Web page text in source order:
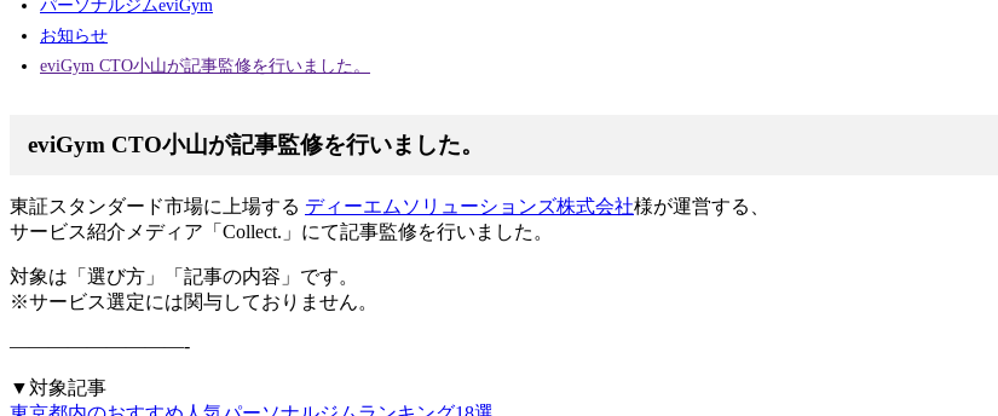
パーソナルジムeviGym
お知らせ
eviGym CTO小山が記事監修を行いました。
eviGym CTO小山が記事監修を行いました。
東証スタンダード市場に上場する ディーエムソリューションズ株式会社様が運営する、
サービス紹介メディア「Collect.」にて記事監修を行いました。
対象は「選び方」「記事の内容」です。
※サービス選定には関与しておりません。
—————————-
▼対象記事